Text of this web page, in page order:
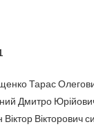
Тарас
Дмитро
Віктор Вікторович